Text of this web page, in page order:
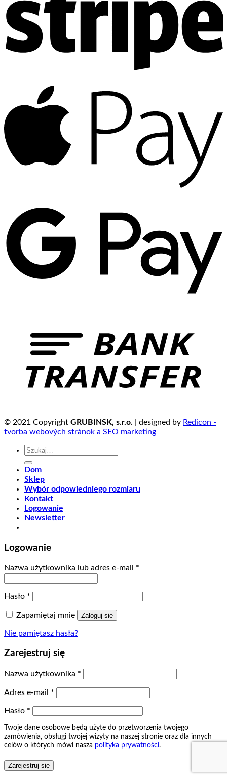
© 2021 Copyright GRUBINSK, s.r.o. | designed by Redicon -
tvorba webových stránok a SEO marketing
Szukaj:
Dom
Sklep
Wybór odpowiedniego rozmiaru
Kontakt
Logowanie
Newsletter
Logowanie
Nazwa użytkownika lub adres e-mail *
Hasło *
Zapamiętaj mnie Zaloguj się
Nie pamiętasz hasła?
Zarejestruj się
Nazwa użytkownika *
Adres e-mail *
Hasło *
Twoje dane osobowe będą użyte do przetworzenia twojego
zamówienia, obsługi twojej wizyty na naszej stronie oraz dla innych
celów o których mówi nasza polityka prywatności.
Zarejestruj się